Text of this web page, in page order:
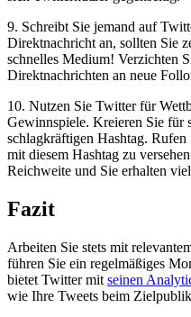
9. Schreibt Sie jemand auf
Direktnachricht an, sollten Sie
schnelles Medium! Verzichten
Direktnachrichten an neue
10. Nutzen Sie Twitter für
Gewinnspiele. Kreieren Sie für
schlagkräftigen Hashtag.
mit diesem Hashtag zu
Reichweite und Sie erhalten
Fazit
Arbeiten Sie stets mit
führen Sie ein regelmäßiges
bietet Twitter mit seinen
wie Ihre Tweets beim